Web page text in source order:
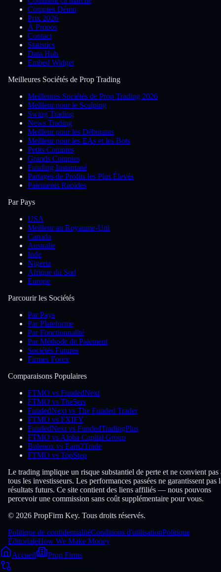
Comptes Démo
Prix 2026
À Propos
Contact
Statistics
Data Hub
Embed Widget
Meilleures Sociétés de Prop Trading
Meilleures Sociétés de Prop Trading 2026
Meilleur pour le Scalping
Swing Trading
News Trading
Meilleur pour les Débutants
Meilleur pour les EAs et les Bots
Petits Comptes
Grands Comptes
Funding Instantané
Partages de Profits les Plus Élevés
Paiements Rapides
Par Pays
USA
Meilleur au Royaume-Uni
Canada
Australie
Inde
Nigeria
Afrique du Sud
Europe
Parcourir les Sociétés
Par Pays
Par Plateforme
Par Fonctionnalité
Par Méthode de Paiement
Sociétés Futures
Firmes Forex
Comparaisons Populaires
FTMO vs FundedNext
FTMO vs The5ers
FundedNext vs The Funded Trader
FTMO vs FXIFY
FundedNext vs FundedTradingPlus
FTMO vs Alpha Capital Group
Bulenox vs Earn2Trade
FTMO vs TopStep
Le trading implique un risque substantiel de perte et ne convient pas
tous les investisseurs. Les performances passées ne garantissent pas
résultats futurs. Ce site contient des liens affiliés — nous pouvons
percevoir une commission sans coût supplémentaire pour vous.
© 2026 PropFirm Key. Tous droits réservés.
Politique de confidentialitéConditions d'utilisationPolitique
ÉditorialeHow We Make Money
Accueil
Prop Firms